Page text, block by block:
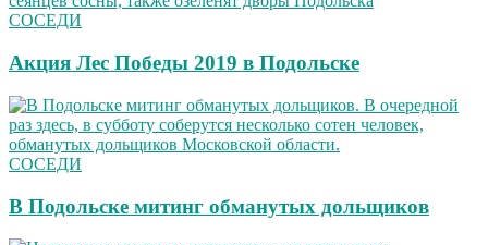
СОСЕДИ
Акция Лес Победы 2019 в Подольске
СОСЕДИ
В Подольске митинг обманутых дольщиков